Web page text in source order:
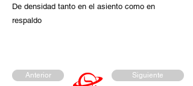
De densidad tanto en el asiento como en
respaldo
Anterior Siguiente